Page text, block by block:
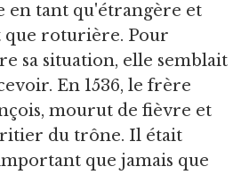
en tant qu'étrangère et
roturière. Pour
sa situation, elle semblait
En 1536, le frère
mourut de fièvre et
du trône. Il était
que jamais que